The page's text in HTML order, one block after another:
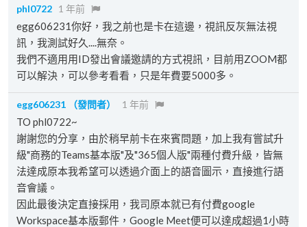
phl0722 1 年前
egg606231你好，我之前也是卡在這邊，視訊反灰無法視
訊，我測試好久....無奈。
我們不適用用ID發出會議邀請的方式視訊，目前用ZOOM都
可以解決，可以參考看看，只是年費要5000多。
egg606231 （發問者） 1 年前
TO phl0722~
謝謝您的分享，由於稍早前卡在來賓問題，加上我有嘗試升
級"商務的Teams基本版"及"365個人版"兩種付費升級，皆無
法達成原本我希望可以透過介面上的語音圖示，直接進行語
音會議。
因此最後決定直接採用，我司原本就已有付費google
Workspace基本版郵件，Google Meet便可以達成超過1小時